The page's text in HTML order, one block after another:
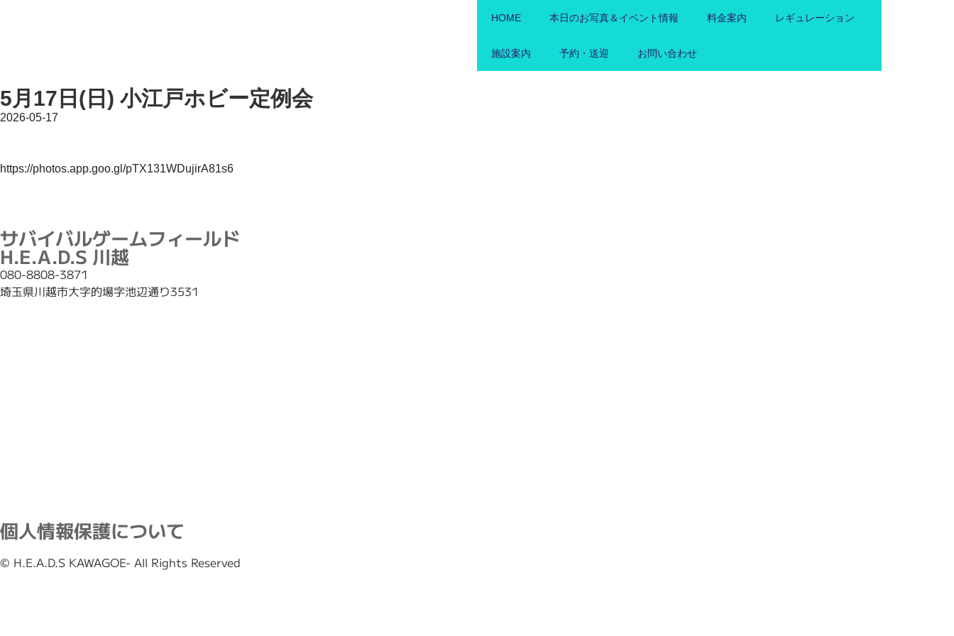
HOME 本日のお写真＆イベント情報 料金案内 レギュレーション
施設案内 予約・送迎 お問い合わせ
5月17日(日) 小江戸ホビー定例会
2026-05-17
https://photos.app.goo.gl/pTX131WDujirA81s6
サバイバルゲームフィールド
H.E.A.D.S 川越
080-8808-3871
埼玉県川越市大字的場字池辺通り3531
個人情報保護について
© H.E.A.D.S KAWAGOE- All Rights Reserved